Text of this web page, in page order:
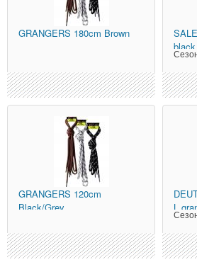
GRANGERS 180cm Brown
black
GRANGERS 120cm
Black/Grey
L